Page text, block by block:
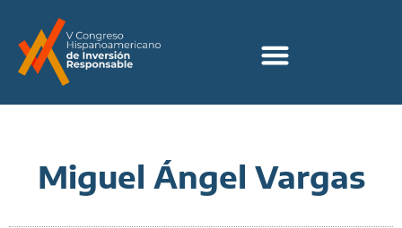
Miguel Ángel Vargas